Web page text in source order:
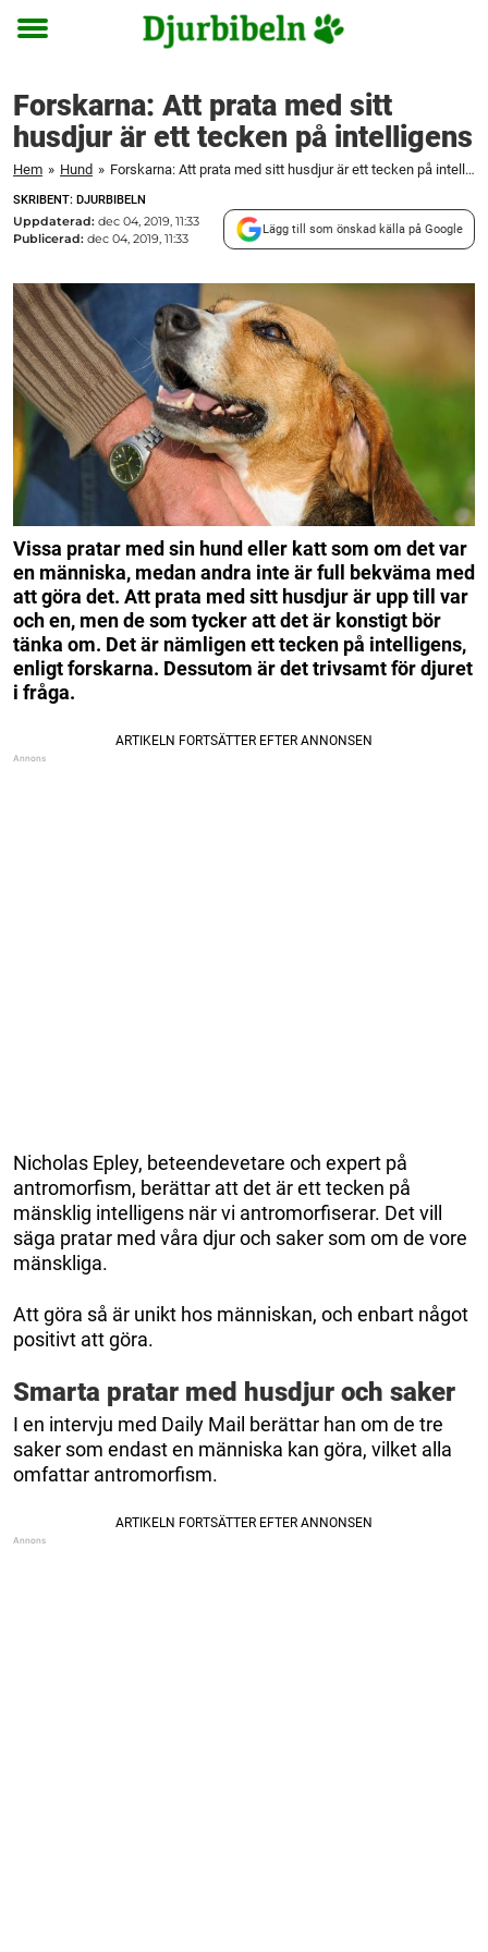
Toggle
Forskarna: Att prata med sitt
husdjur är ett tecken på intelligens
Hem » Hund » Forskarna: Att prata med sitt husdjur är ett tecken på intelligens
SKRIBENT: DJURBIBELN
Uppdaterad: dec 04, 2019, 11:33
Publicerad: dec 04, 2019, 11:33
Lägg till som önskad källa på Google
Vissa pratar med sin hund eller katt som om det var
en människa, medan andra inte är full bekväma med
att göra det. Att prata med sitt husdjur är upp till var
och en, men de som tycker att det är konstigt bör
tänka om. Det är nämligen ett tecken på intelligens,
enligt forskarna. Dessutom är det trivsamt för djuret
i fråga.
Nicholas Epley, beteendevetare och expert på
antromorfism, berättar att det är ett tecken på
mänsklig intelligens när vi antromorfiserar. Det vill
säga pratar med våra djur och saker som om de vore
mänskliga.
Att göra så är unikt hos människan, och enbart något
positivt att göra.
Smarta pratar med husdjur och saker
I en intervju med Daily Mail berättar han om de tre
saker som endast en människa kan göra, vilket alla
omfattar antromorfism.